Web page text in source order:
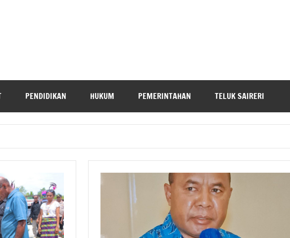
PENDIDIKAN HUKUM PEMERINTAHAN TELUK SAIRERI